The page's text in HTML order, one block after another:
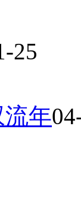
25
年